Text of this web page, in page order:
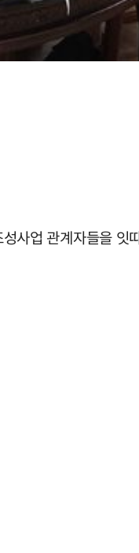
사업 관계자들을 잇